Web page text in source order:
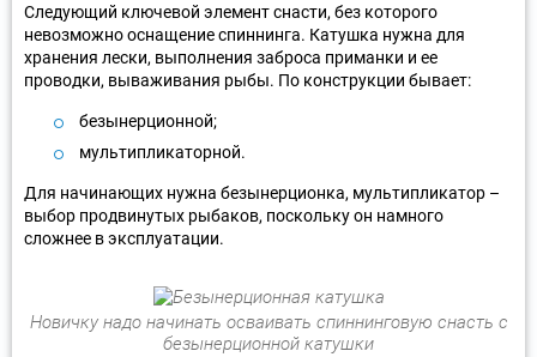
Следующий ключевой элемент снасти, без которого
невозможно оснащение спиннинга. Катушка нужна для
хранения лески, выполнения заброса приманки и ее
проводки, вываживания рыбы. По конструкции бывает:
безынерционной;
мультипликаторной.
Для начинающих нужна безынерционка, мультипликатор –
выбор продвинутых рыбаков, поскольку он намного
сложнее в эксплуатации.
Новичку надо начинать осваивать спиннинговую снасть с
безынерционной катушки